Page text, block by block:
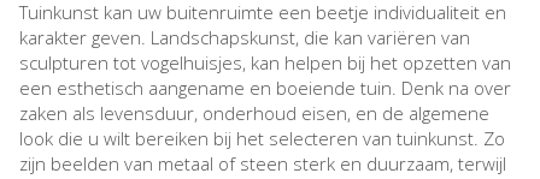
Tuinkunst kan uw buitenruimte een beetje individualiteit en
karakter geven. Landschapskunst, die kan variëren van
sculpturen tot vogelhuisjes, kan helpen bij het opzetten van
een esthetisch aangename en boeiende tuin. Denk na over
zaken als levensduur, onderhoud eisen, en de algemene
look die u wilt bereiken bij het selecteren van tuinkunst. Zo
zijn beelden van metaal of steen sterk en duurzaam, terwijl